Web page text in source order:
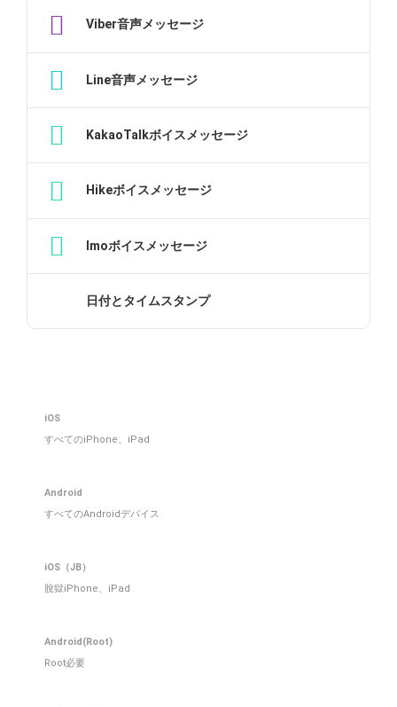
Viber音声メッセージ
Line音声メッセージ
KakaoTalkボイスメッセージ
Hikeボイスメッセージ
Imoボイスメッセージ
日付とタイムスタンプ
iOS
すべてのiPhone、iPad
Android
すべてのAndroidデバイス
iOS（JB）
脫獄iPhone、iPad
Android(Root)
Root必要